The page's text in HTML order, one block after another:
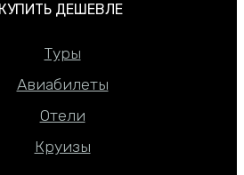
ДЕШЕВЛЕ
Туры
Авиабилеты
Отели
Круизы